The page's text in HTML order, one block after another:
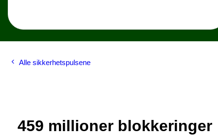
Alle sikkerhetspulsene
459 millioner blokkeringer